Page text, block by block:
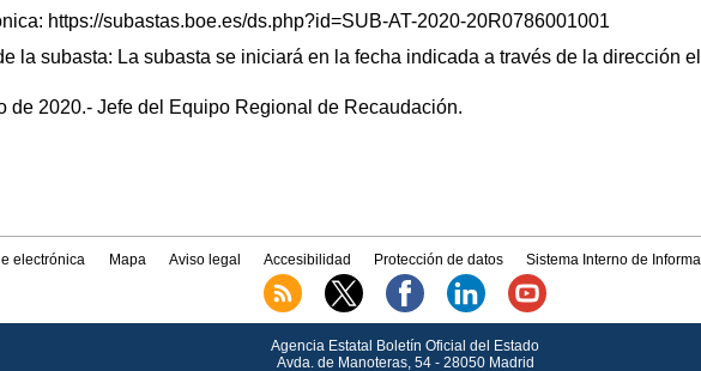
https://subastas.boe.es/ds.php?id=SUB-AT-2020-20R0786001001
la subasta: La subasta se iniciará en la fecha indicada a través de la dirección
de 2020.- Jefe del Equipo Regional de Recaudación.
electrónica Mapa Aviso legal Accesibilidad Protección de datos Sistema Interno de
Agencia Estatal Boletín Oficial del Estado
Avda.de Manoteras, 54 - 28050 Madrid